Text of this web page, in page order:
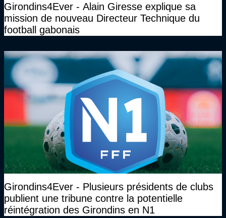
Girondins4Ever - Alain Giresse explique sa
mission de nouveau Directeur Technique du
football gabonais
Girondins4Ever - Plusieurs présidents de clubs
publient une tribune contre la potentielle
réintégration des Girondins en N1